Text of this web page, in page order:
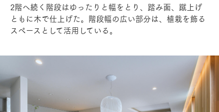
2階へ続く階段はゆったりと幅をとり、踏み面、蹴上げ
ともに木で仕上げた。階段幅の広い部分は、植栽を飾る
スペースとして活用している。